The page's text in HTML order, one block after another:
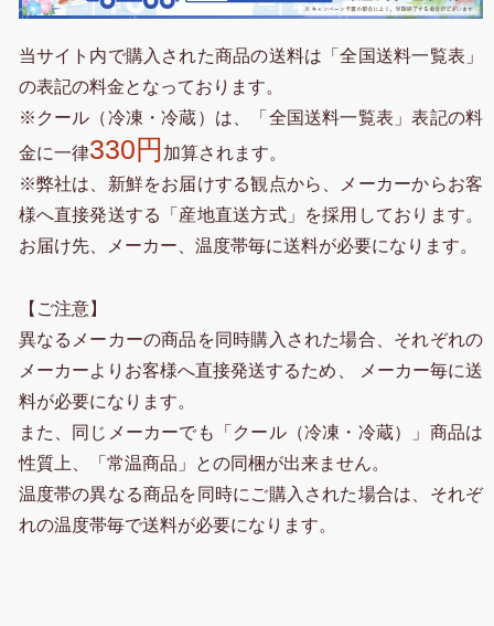
当サイト内で購入された商品の送料は「全国送料一覧表」
の表記の料金となっております。
※クール（冷凍・冷蔵）は、「全国送料一覧表」表記の料
金に一律330円 加算されます。
※弊社は、新鮮をお届けする観点から、メーカーからお客
様へ直接発送する「産地直送方式」を採用しております。
お届け先、メーカー、温度帯毎に送料が必要になります。
【ご注意】
異なるメーカーの商品を同時購入された場合、それぞれの
メーカーよりお客様へ直接発送するため、 メーカー毎に送
料が必要になります。
また、同じメーカーでも「クール（冷凍・冷蔵）」商品は
性質上、「常温商品」との同梱が出来ません。
温度帯の異なる商品を同時にご購入された場合は、それぞ
れの温度帯毎で送料が必要になります。